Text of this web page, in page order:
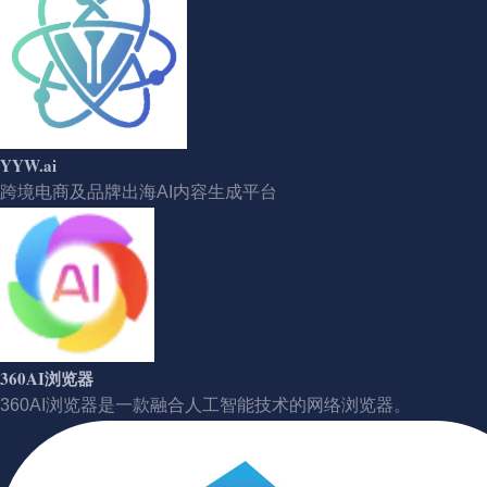
YYW.ai
跨境电商及品牌出海AI内容生成平台
360AI浏览器
360AI浏览器是一款融合人工智能技术的网络浏览器。